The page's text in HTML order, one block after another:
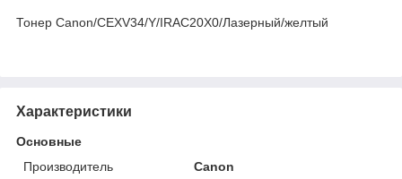
Тонер Canon/CEXV34/Y/IRAC20X0/Лазерный/желтый
Характеристики
Основные
Производитель
Canon